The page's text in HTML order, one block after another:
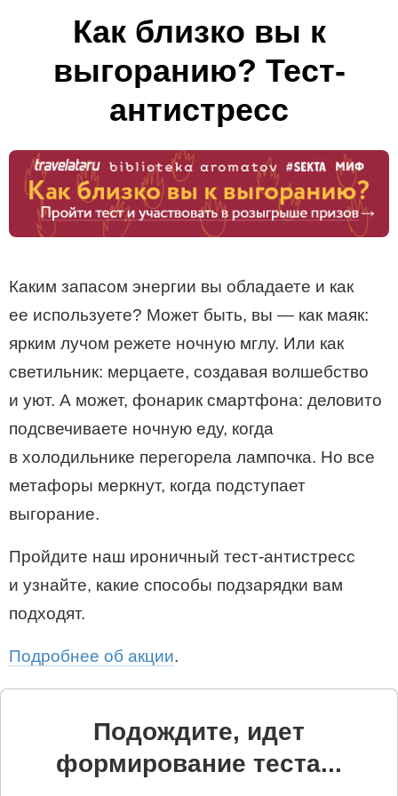
Как близко вы к
выгоранию? Тест-
антистресс
Каким запасом энергии вы обладаете и как
ее используете? Может быть, вы — как маяк:
ярким лучом режете ночную мглу. Или как
светильник: мерцаете, создавая волшебство
и уют. А может, фонарик смартфона: деловито
подсвечиваете ночную еду, когда
в холодильнике перегорела лампочка. Но все
метафоры меркнут, когда подступает
выгорание.
Пройдите наш ироничный тест-антистресс
и узнайте, какие способы подзарядки вам
подходят.
Подробнее об акции.
Подождите, идет
формирование теста...